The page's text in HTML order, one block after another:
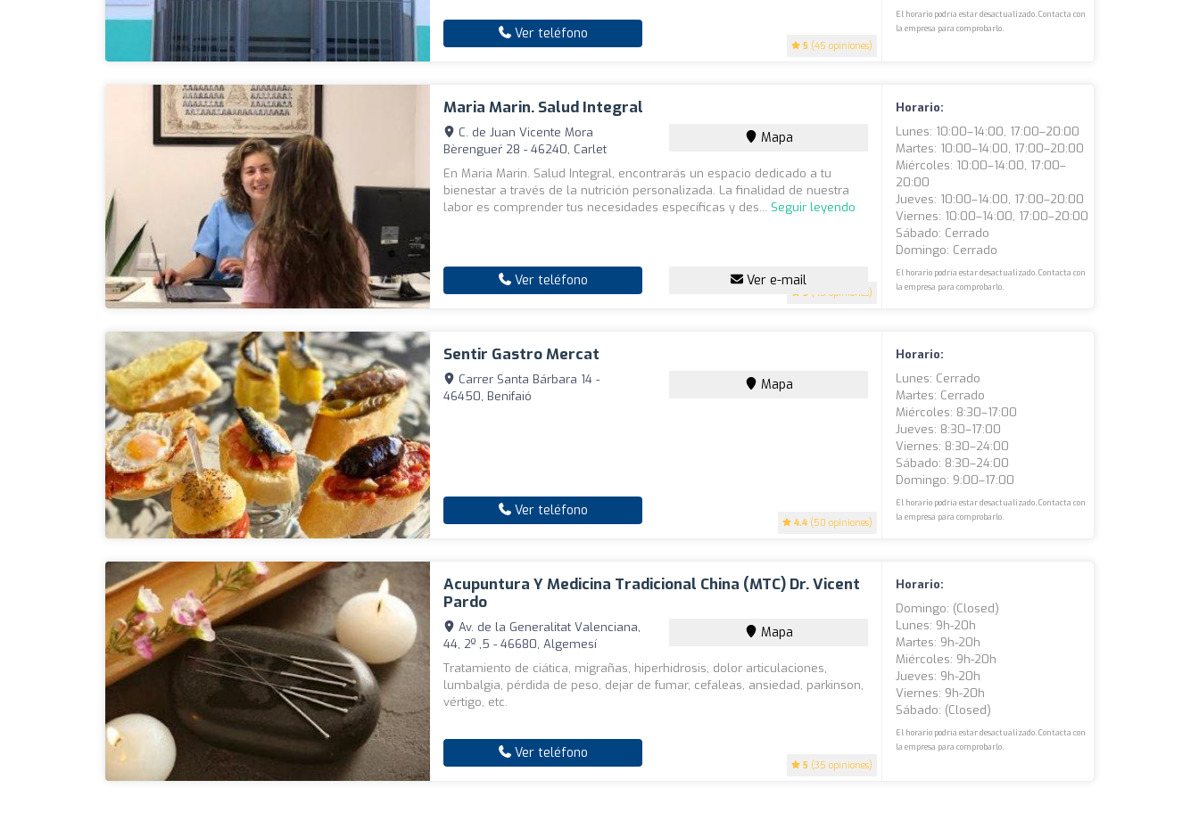
5 (45 opiniones)
Ver teléfono
El horario podría estar desactualizado. Contacta con
la empresa para comprobarlo.
Maria Marin. Salud Integral
5 (40 opiniones)
C. de Juan Vicente Mora
Bèrengueŕ 28 - 46240, Carlet
Mapa
En Maria Marin. Salud Integral, encontrarás un espacio dedicado a tu
bienestar a través de la nutrición personalizada. La finalidad de nuestra
labor es comprender tus necesidades específicas y des... Seguir leyendo
Ver teléfono Ver e-mail
Horario:
Lunes: 10:00–14:00, 17:00–20:00
Martes: 10:00–14:00, 17:00–20:00
Miércoles: 10:00–14:00, 17:00–
20:00
Jueves: 10:00–14:00, 17:00–20:00
Viernes: 10:00–14:00, 17:00–20:00
Sábado: Cerrado
Domingo: Cerrado
El horario podría estar desactualizado. Contacta con
la empresa para comprobarlo.
Sentir Gastro Mercat
4.4 (50 opiniones)
Carrer Santa Bárbara 14 -
46450, Benifaió
Mapa
Ver teléfono
Horario:
Lunes: Cerrado
Martes: Cerrado
Miércoles: 8:30–17:00
Jueves: 8:30–17:00
Viernes: 8:30–24:00
Sábado: 8:30–24:00
Domingo: 9:00–17:00
El horario podría estar desactualizado. Contacta con
la empresa para comprobarlo.
Acupuntura Y Medicina Tradicional China (MTC) Dr. Vicent
Pardo
5 (35 opiniones)
Av. de la Generalitat Valenciana,
44, 2º ,5 - 46680, Algemesí
Mapa
Tratamiento de ciática, migrañas, hiperhidrosis, dolor articulaciones,
lumbalgia, pérdida de peso, dejar de fumar, cefaleas, ansiedad, parkinson,
vértigo, etc.
Ver teléfono
Horario:
Domingo: (closed)
Lunes: 9h-20h
Martes: 9h-20h
Miércoles: 9h-20h
Jueves: 9h-20h
Viernes: 9h-20h
Sábado: (closed)
El horario podría estar desactualizado. Contacta con
la empresa para comprobarlo.